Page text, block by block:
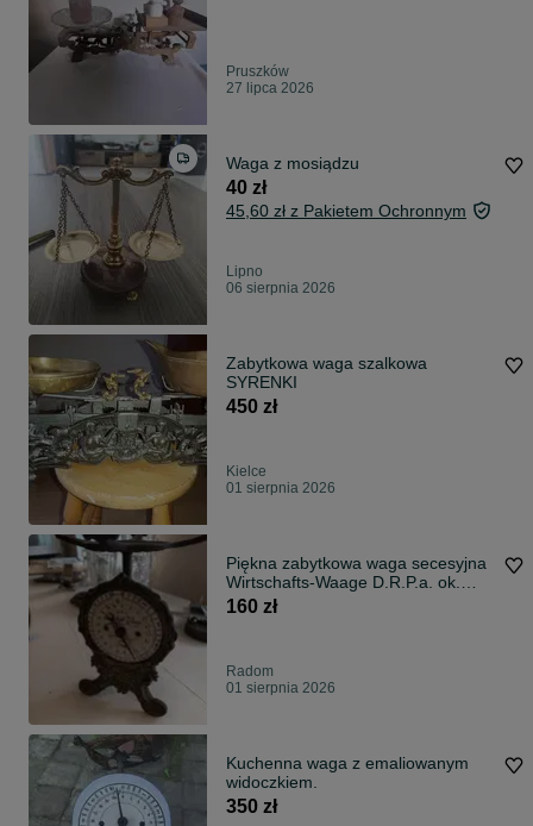
Pruszków
27 lipca 2026
Waga z mosiądzu
40 zł
45,60 zł z Pakietem Ochronnym
Lipno
06 sierpnia 2026
Zabytkowa waga szalkowa
SYRENKI
450 zł
Kielce
01 sierpnia 2026
Piękna zabytkowa waga secesyjna
Wirtschafts-Waage D.R.P.a. ok.
1900 r.
160 zł
Radom
01 sierpnia 2026
Kuchenna waga z emaliowanym
widoczkiem.
350 zł